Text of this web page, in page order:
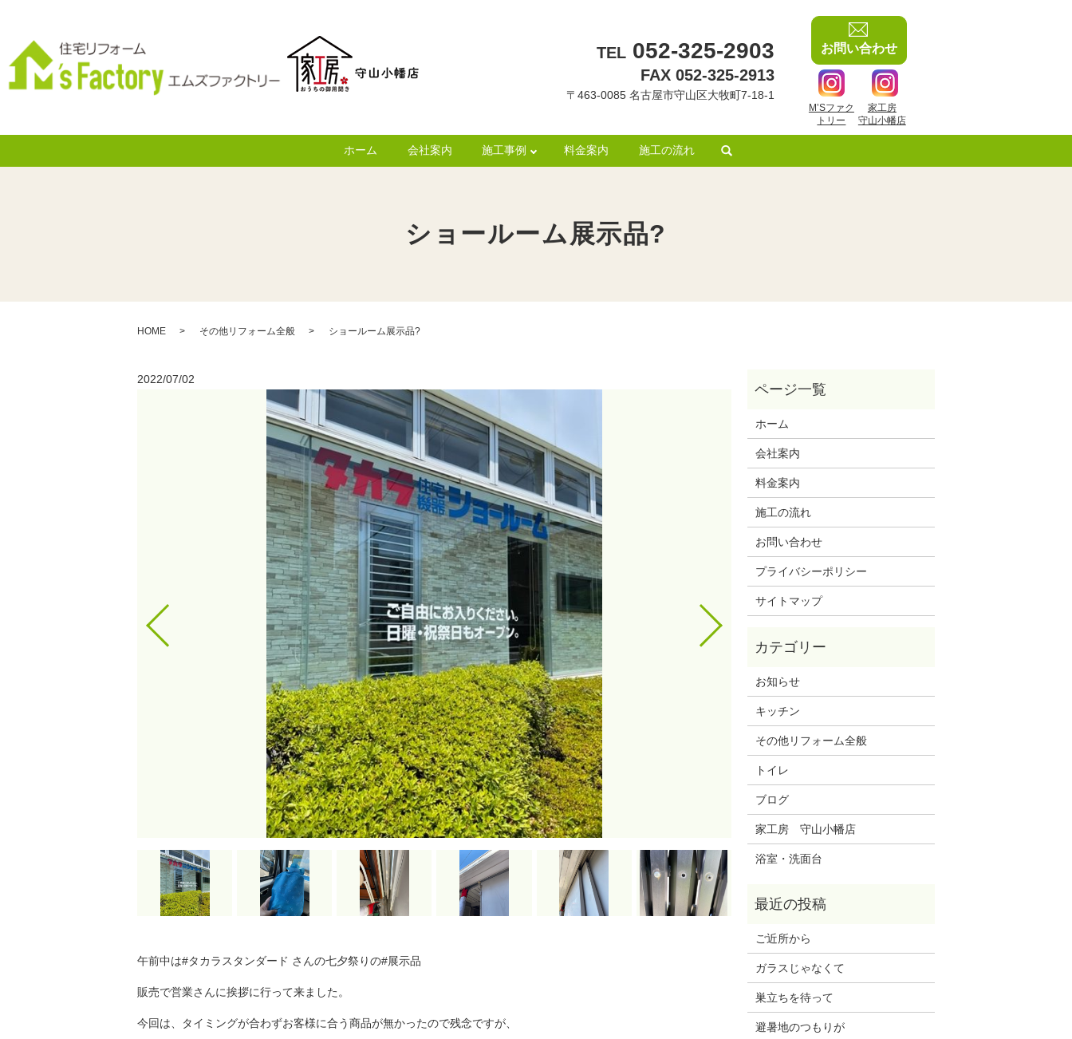
ホーム 会社案内 施工事例 料金案内 施工の流れ
TEL 052-325-2903
FAX 052-325-2913
〒463-0085 名古屋市守山区大牧町7-18-1
お問い合わせ
M’Sファク
トリー
家工房
守山小幡店
ショールーム展示品?
HOME その他リフォーム全般 ショールーム展示品?
2022/07/02
午前中は#タカラスタンダード さんの七夕祭りの#展示品
販売で営業さんに挨拶に行って来ました。
今回は、タイミングが合わずお客様に合う商品が無かったので残念ですが、
ホーム
会社案内
料金案内
施工の流れ
お問い合わせ
プライバシーポリシー
サイトマップ
お知らせ
キッチン
その他リフォーム全般
トイレ
ブログ
家工房 守山小幡店
浴室・洗面台
ご近所から
ガラスじゃなくて
巣立ちを待って
避暑地のつもりが